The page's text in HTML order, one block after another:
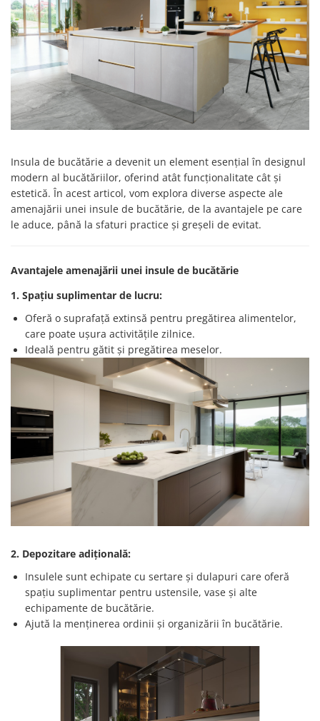
Profile maner
Plinte, antistropi & accesorii
Alte accesorii
Insula de bucătărie a devenit un element esențial în designul
modern al bucătăriilor, oferind atât funcționalitate cât și
estetică. În acest articol, vom explora diverse aspecte ale
amenajării unei insule de bucătărie, de la avantajele pe care
le aduce, până la sfaturi practice și greșeli de evitat.
Avantajele amenajării unei insule de bucătărie
1. Spațiu suplimentar de lucru:
Oferă o suprafață extinsă pentru pregătirea alimentelor,
care poate ușura activitățile zilnice.
Ideală pentru gătit și pregătirea meselor.
2. Depozitare adițională:
Insulele sunt echipate cu sertare și dulapuri care oferă
spațiu suplimentar pentru ustensile, vase și alte
echipamente de bucătărie.
Ajută la menținerea ordinii și organizării în bucătărie.